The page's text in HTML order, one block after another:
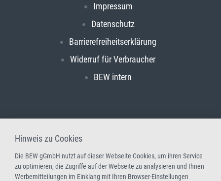
Impressum
Datenschutz
Barrierefreiheitserklärung
Widerruf für Verbraucher
BEW intern
Hinweis zu Cookies
Die BEW gGmbH nutzt auf dieser Webseite Cookies, um ihren Service
zu optimieren, die Zugriffe auf der Webseite zu analysieren und Ihnen
Werbemitteilungen im Einklang mit Ihren Browser-Einstellungen